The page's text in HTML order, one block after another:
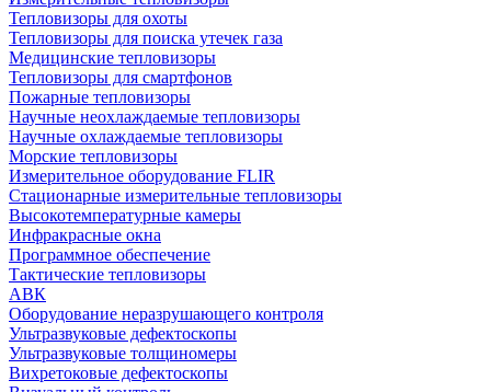
Тепловизоры для охоты
Тепловизоры для поиска утечек газа
Медицинские тепловизоры
Тепловизоры для смартфонов
Пожарные тепловизоры
Научные неохлаждаемые тепловизоры
Научные охлаждаемые тепловизоры
Морские тепловизоры
Измерительное оборудование FLIR
Стационарные измерительные тепловизоры
Высокотемпературные камеры
Инфракрасные окна
Программное обеспечение
Тактические тепловизоры
АВК
Оборудование неразрушающего контроля
Ультразвуковые дефектоскопы
Ультразвуковые толщиномеры
Вихретоковые дефектоскопы